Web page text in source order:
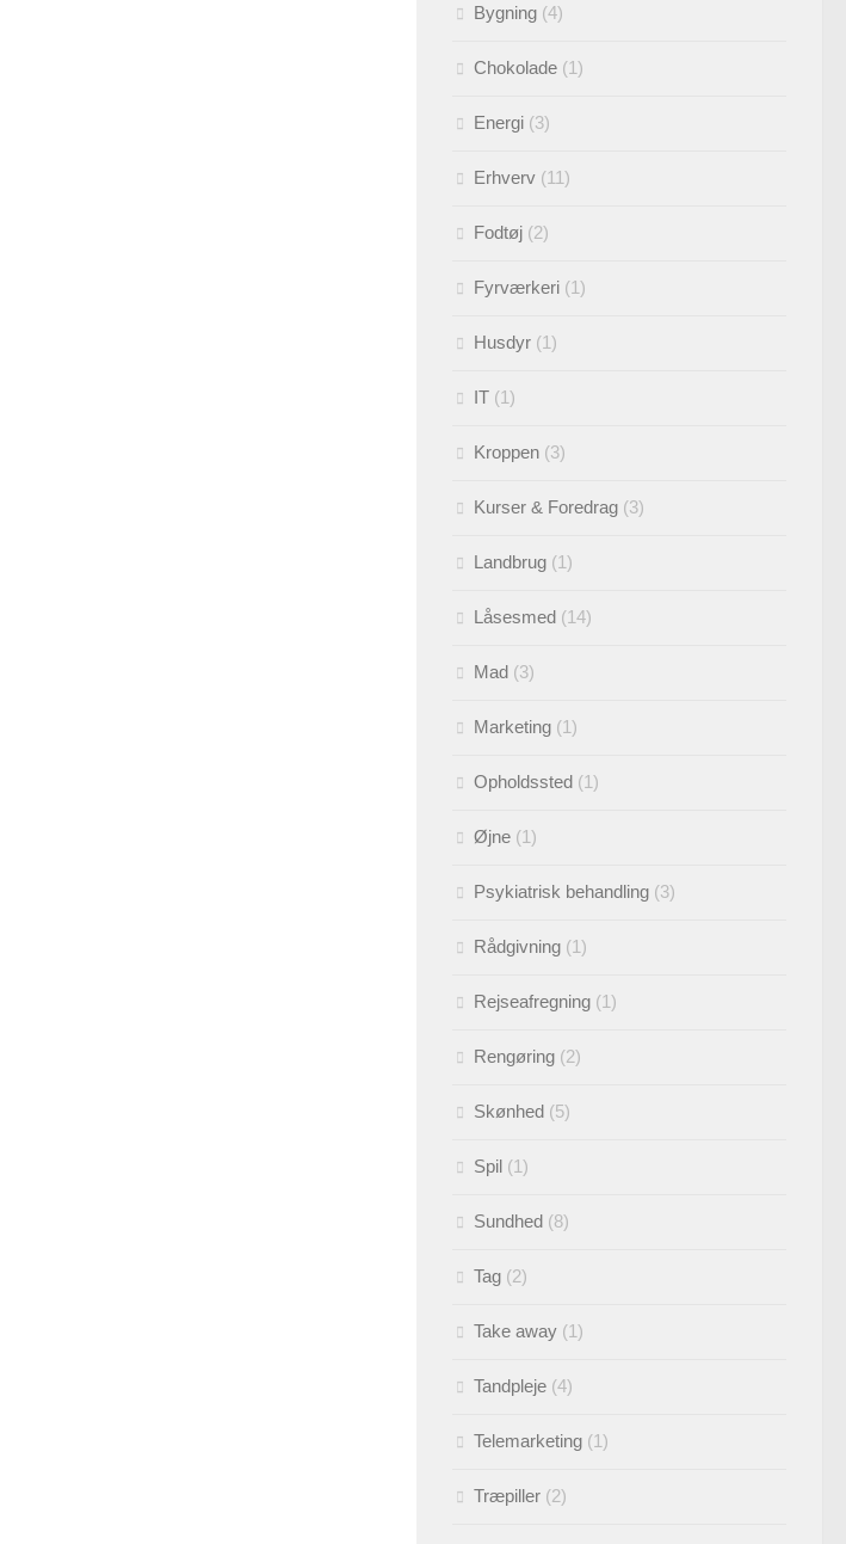
Bygning (4)
Chokolade (1)
Energi (3)
Erhverv (11)
Fodtøj (2)
Fyrværkeri (1)
Husdyr (1)
IT (1)
Kroppen (3)
Kurser & Foredrag (3)
Landbrug (1)
Låsesmed (14)
Mad (3)
Marketing (1)
Opholdssted (1)
Øjne (1)
Psykiatrisk behandling (3)
Rådgivning (1)
Rejseafregning (1)
Rengøring (2)
Skønhed (5)
Spil (1)
Sundhed (8)
Tag (2)
Take away (1)
Tandpleje (4)
Telemarketing (1)
Træpiller (2)